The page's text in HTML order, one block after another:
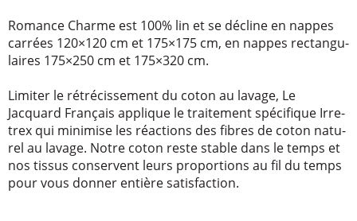
Romance Charme est 100% lin et se décline en nappes
carrées 120×120 cm et 175×175 cm, en nappes rectan­gu­
laires 175×250 cm et 175×320 cm.
Limi­ter le rétré­cis­se­ment du coton au lavage, Le
Jacquard Français applique le trai­te­ment spéci­fique Irre­
trex qui mini­mise les réac­tions des fibres de coton natu­
rel au lavage. Notre coton reste stable dans le temps et
nos tissus conservent leurs propor­tions au fil du temps
pour vous donner entière satis­fac­tion.